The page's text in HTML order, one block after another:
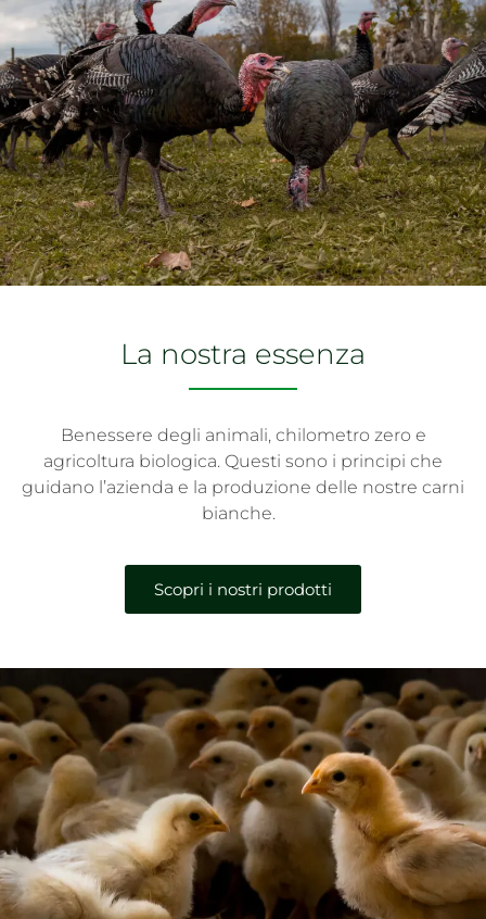
La nostra essenza
Benessere degli animali, chilometro zero e
agricoltura biologica. Questi sono i principi che
guidano l’azienda e la produzione delle nostre carni
bianche.
Scopri i nostri prodotti